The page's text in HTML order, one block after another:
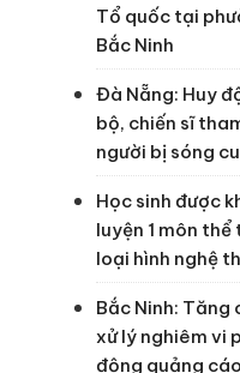
Tổ quốc tại
Bắc Ninh
Đà Nẵng: Huy
bộ, chiến sĩ
người bị sóng
Học sinh được
luyện 1 môn thể
loại hình nghệ
Bắc Ninh: Tăng
xử lý nghiêm vi
động quảng cáo